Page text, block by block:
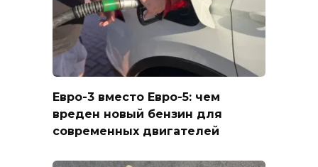
Евро-3 вместо Евро-5: чем
вреден новый бензин для
современных двигателей